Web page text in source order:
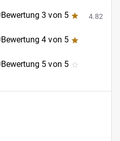
Bewertung 3 von 5
Bewertung 4 von 5
Bewertung 5 von 5
4.82